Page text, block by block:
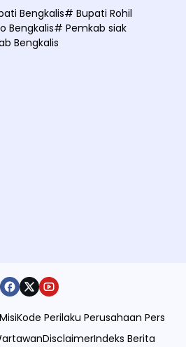
Bengkalis# Bupati Rohil
Bengkalis# Pemkab siak
Bengkalis
Kode Perilaku Perusahaan Pers
DisclaimerIndeks Berita